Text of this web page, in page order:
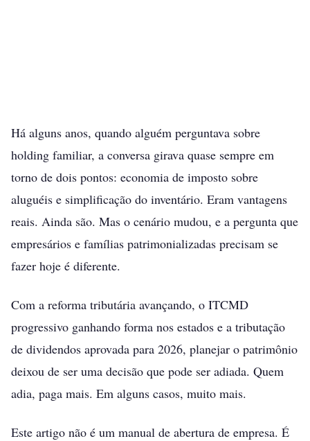
Há alguns anos, quando alguém perguntava sobre
holding familiar, a conversa girava quase sempre em
torno de dois pontos: economia de imposto sobre
aluguéis e simplificação do inventário. Eram vantagens
reais. Ainda são. Mas o cenário mudou, e a pergunta que
empresários e famílias patrimonializadas precisam se
fazer hoje é diferente.
Com a reforma tributária avançando, o ITCMD
progressivo ganhando forma nos estados e a tributação
de dividendos aprovada para 2026, planejar o patrimônio
deixou de ser uma decisão que pode ser adiada. Quem
adia, paga mais. Em alguns casos, muito mais.
Este artigo não é um manual de abertura de empresa. É